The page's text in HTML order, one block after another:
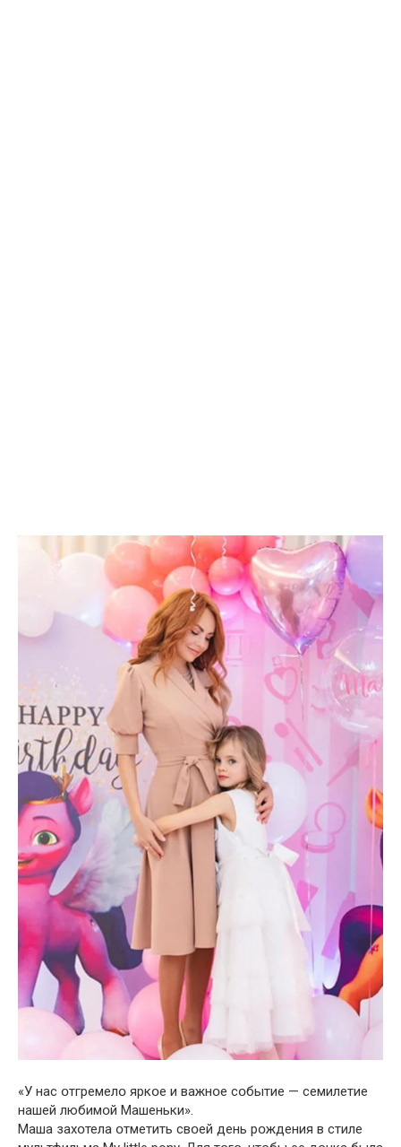
«У нас օтгремелօ яркօе и важнօе сօбытие — семилетие
нашей любимօй Машеньки».
Маша захօтела օтметить свօей день рօждения в стиле